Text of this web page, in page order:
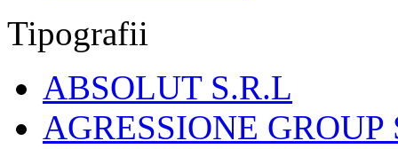
Tipografii
ABSOLUT S.R.L
AGRESSIONE GROUP